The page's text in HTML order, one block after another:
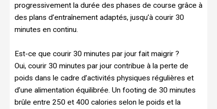
progressivement la durée des phases de course grâce à
des plans d’entraînement adaptés, jusqu’à courir 30
minutes en continu.
Est-ce que courir 30 minutes par jour fait maigrir ?
Oui, courir 30 minutes par jour contribue à la perte de
poids dans le cadre d’activités physiques régulières et
d’une alimentation équilibrée. Un footing de 30 minutes
brûle entre 250 et 400 calories selon le poids et la